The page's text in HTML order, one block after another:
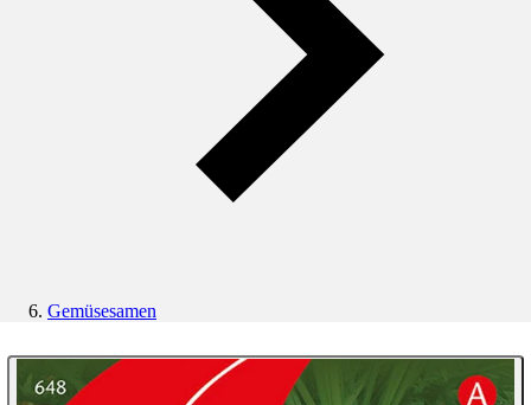
Gemüsesamen